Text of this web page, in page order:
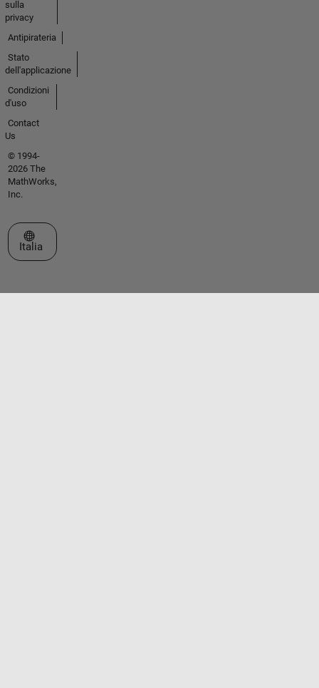
sulla
privacy
Antipirateria
Stato
dell'applicazione
Condizioni
d'uso
Contact
Us
© 1994-
2026 The
MathWorks,
Inc.
Seleziona un sito web
Italia